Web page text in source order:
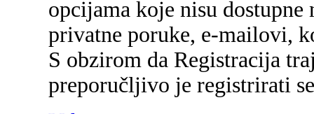
opcijama koje nisu
privatne poruke, e-mailovi,
S obzirom da Registracija
preporučljivo je registrirati